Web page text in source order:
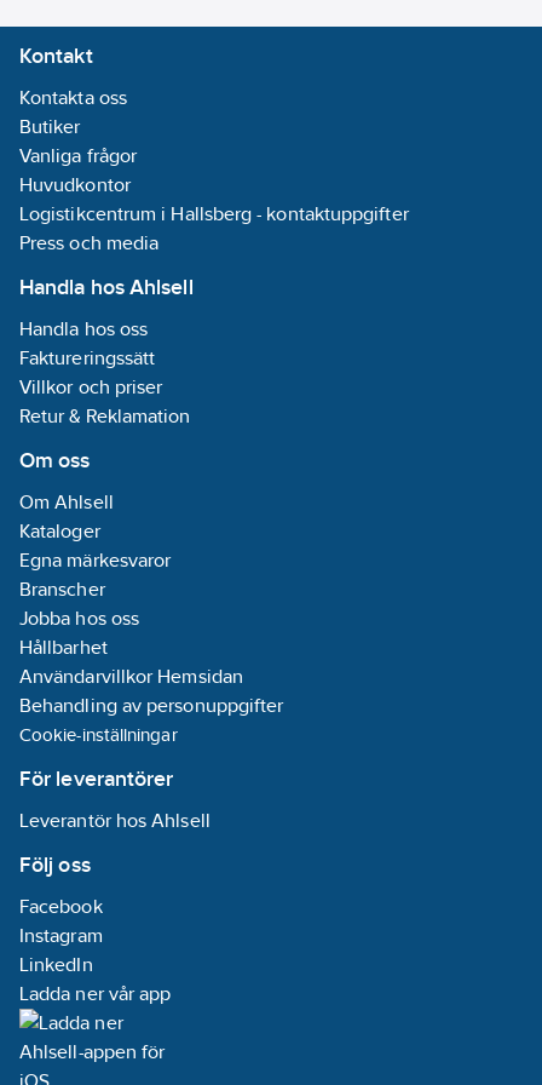
Kontakt
Kontakta oss
Butiker
Vanliga frågor
Huvudkontor
Logistikcentrum i Hallsberg - kontaktuppgifter
Press och media
Handla hos Ahlsell
Handla hos oss
Faktureringssätt
Villkor och priser
Retur & Reklamation
Om oss
Om Ahlsell
Kataloger
Egna märkesvaror
Branscher
Jobba hos oss
Hållbarhet
Användarvillkor Hemsidan
Behandling av personuppgifter
Cookie-inställningar
För leverantörer
Leverantör hos Ahlsell
Följ oss
Facebook
Instagram
LinkedIn
Ladda ner vår app